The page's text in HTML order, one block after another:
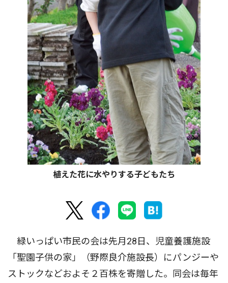
植えた花に水やりする子どもたち
緑いっぱい市民の会は先月28日、児童養護施設
「聖園子供の家」（野際良介施設長）にパンジーや
ストックなどおよそ２百株を寄贈した。同会は毎年